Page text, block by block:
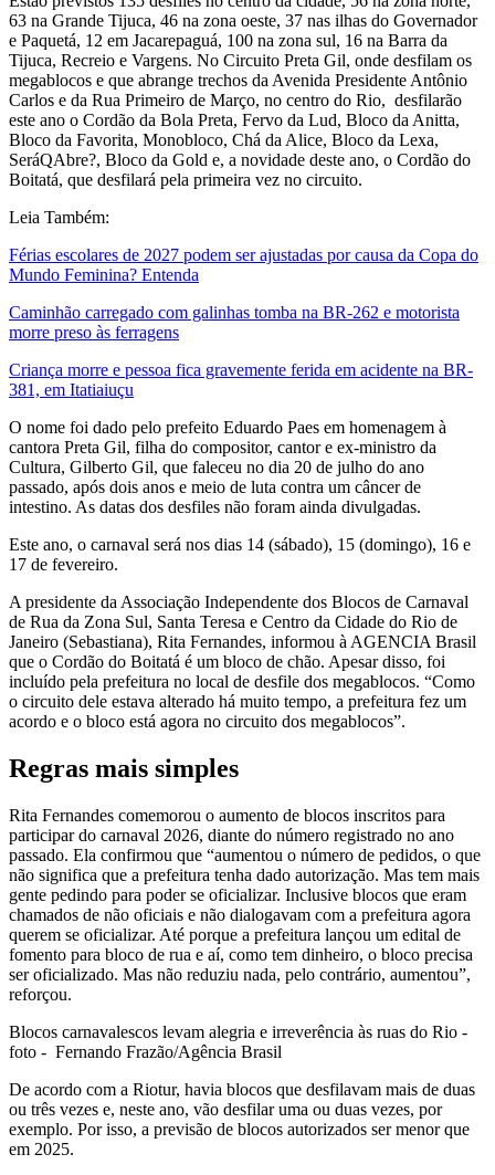
63 na Grande Tijuca, 46 na zona oeste, 37 nas ilhas do Governador
e Paquetá, 12 em Jacarepaguá, 100 na zona sul, 16 na Barra da
Tijuca, Recreio e Vargens. No Circuito Preta Gil, onde desfilam os
megablocos e que abrange trechos da Avenida Presidente Antônio
Carlos e da Rua Primeiro de Março, no centro do Rio, desfilarão
este ano o Cordão da Bola Preta, Fervo da Lud, Bloco da Anitta,
Bloco da Favorita, Monobloco, Chá da Alice, Bloco da Lexa,
SeráQAbre?, Bloco da Gold e, a novidade deste ano, o Cordão do
Boitatá, que desfilará pela primeira vez no circuito.
Leia Também:
Férias escolares de 2027 podem ser ajustadas por causa da Copa do
Mundo Feminina? Entenda
Caminhão carregado com galinhas tomba na BR-262 e motorista
morre preso às ferragens
Criança morre e pessoa fica gravemente ferida em acidente na BR-
381, em Itatiaiuçu
O nome foi dado pelo prefeito Eduardo Paes em homenagem à
cantora Preta Gil, filha do compositor, cantor e ex-ministro da
Cultura, Gilberto Gil, que faleceu no dia 20 de julho do ano
passado, após dois anos e meio de luta contra um câncer de
intestino. As datas dos desfiles não foram ainda divulgadas.
Este ano, o carnaval será nos dias 14 (sábado), 15 (domingo), 16 e
17 de fevereiro.
A presidente da Associação Independente dos Blocos de Carnaval
de Rua da Zona Sul, Santa Teresa e Centro da Cidade do Rio de
Janeiro (Sebastiana), Rita Fernandes, informou à AGENCIA Brasil
que o Cordão do Boitatá é um bloco de chão. Apesar disso, foi
incluído pela prefeitura no local de desfile dos megablocos. “Como
o circuito dele estava alterado há muito tempo, a prefeitura fez um
acordo e o bloco está agora no circuito dos megablocos”.
Regras mais simples
Rita Fernandes comemorou o aumento de blocos inscritos para
participar do carnaval 2026, diante do número registrado no ano
passado. Ela confirmou que “aumentou o número de pedidos, o que
não significa que a prefeitura tenha dado autorização. Mas tem mais
gente pedindo para poder se oficializar. Inclusive blocos que eram
chamados de não oficiais e não dialogavam com a prefeitura agora
querem se oficializar. Até porque a prefeitura lançou um edital de
fomento para bloco de rua e aí, como tem dinheiro, o bloco precisa
ser oficializado. Mas não reduziu nada, pelo contrário, aumentou”,
reforçou.
Blocos carnavalescos levam alegria e irreverência às ruas do Rio -
foto - Fernando Frazão/Agência Brasil
De acordo com a Riotur, havia blocos que desfilavam mais de duas
ou três vezes e, neste ano, vão desfilar uma ou duas vezes, por
exemplo. Por isso, a previsão de blocos autorizados ser menor que
em 2025.